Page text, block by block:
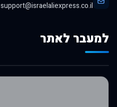
support@israelaliexpress.co.il
למעבר לאתר
לרכישה באלי אקספרס